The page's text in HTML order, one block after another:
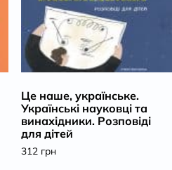
Це наше, українське.
Українські науковці та
винахідники. Розповіді
для дітей
312 грн